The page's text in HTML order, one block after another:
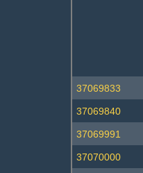
37069833
37069840
37069991
37070000